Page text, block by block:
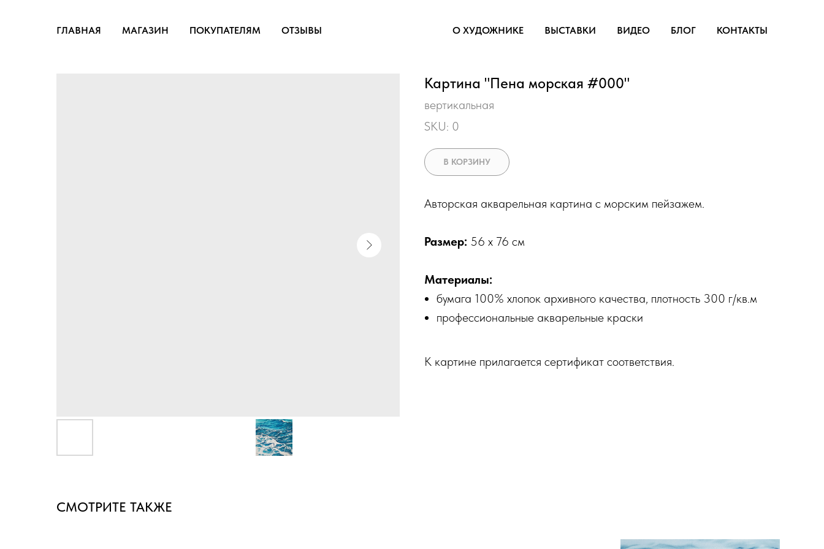
ГЛАВНАЯ МАГАЗИН ПОКУПАТЕЛЯМ ОТЗЫВЫ О ХУДОЖНИКЕ ВЫСТАВКИ ВИДЕО БЛОГ КОНТАКТЫ
Картина "Пена морская #000"
вертикальная
SKU: 0
В КОРЗИНУ
Авторская акварельная картина с морским пейзажем.
Размер: 56 х 76 см
Материалы:
бумага 100% хлопок архивного качества, плотность 300 г/кв.м
профессиональные акварельные краски
К картине прилагается сертификат соответствия.
СМОТРИТЕ ТАКЖЕ